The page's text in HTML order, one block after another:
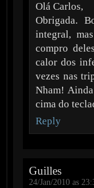
Olá Carlos,
Obrigada.
integral,
compro
calor dos
vezes nas
Nham!
cima do
Reply
Guilles
24/Jan/2010 as